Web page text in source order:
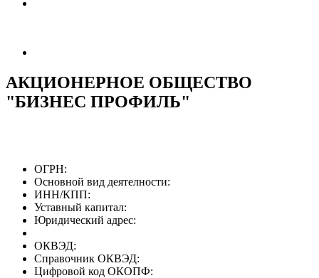
АКЦИОНЕРНОЕ ОБЩЕСТВО
"БИЗНЕС ПРОФИЛЬ"
ОГРН:
Основной вид деятелности:
ИНН/КПП:
Уставный капитал:
Юридический адрес:
ОКВЭД:
Справочник ОКВЭД:
Цифровой код ОКОПФ: